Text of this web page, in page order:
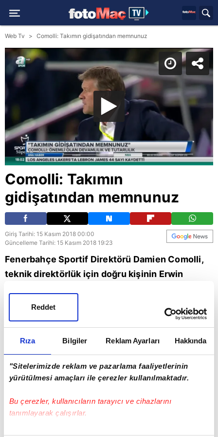
Rıza Bilgiler Reklam Ayarları Hakkında
"Sitelerimizde reklam ve pazarlama faaliyetlerinin
yürütülmesi amaçları ile çerezler kullanılmaktadır.
Bu çerezler, kullanıcıların tarayıcı ve cihazlarını
tanımlayarak çalışırlar.
Reddet
Web Tv Comolli: Takımın gidişatından memnunuz
Comolli: Takımın
gidişatından memnunuz
Giriş Tarihi: 15 Kasım 2018 00:00
Güncelleme Tarihi: 15 Kasım 2018 19:23
Fenerbahçe Sportif Direktörü Damien Comolli,
teknik direktörlük için doğru kişinin Erwin
devam etmek istediklerini söyledi.
Fenerbahçe